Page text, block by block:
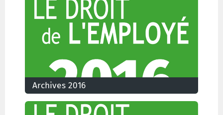
Archives 2016
Les numéros du Droit de l'Employé parus en 2016